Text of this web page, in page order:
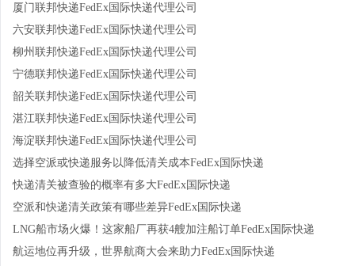
厦门联邦快递FedEx国际快递代理公司
六安联邦快递FedEx国际快递代理公司
柳州联邦快递FedEx国际快递代理公司
宁德联邦快递FedEx国际快递代理公司
韶关联邦快递FedEx国际快递代理公司
湛江联邦快递FedEx国际快递代理公司
海淀联邦快递FedEx国际快递代理公司
选择空派或快递服务以降低清关成本FedEx国际快递
快递清关被查验的概率有多大FedEx国际快递
空派和快递清关政策有哪些差异FedEx国际快递
LNG船市场火爆！这家船厂再获4艘加注船订单FedEx国际快递
航运地位再升级，世界航商大会来助力FedEx国际快递